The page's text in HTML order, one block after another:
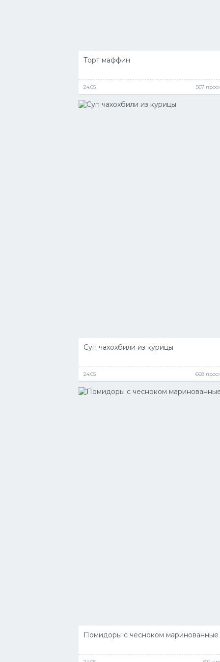
Торт маффин
24.05 567
Суп чахохбили из курицы
24.05 668
Помидоры с чесноком маринованные